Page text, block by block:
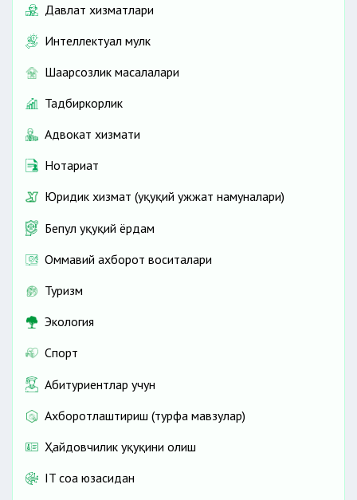
Давлат хизматлари
Интеллектуал мулк
Шаҳарсозлик масалалари
Тадбиркорлик
Адвокат хизмати
Нотариат
Юридик хизмат (ҳуқуқий ҳужжат намуналари)
Бепул ҳуқуқий ёрдам
Оммавий ахборот воситалари
Туризм
Экология
Спорт
Абитуриентлар учун
Ахборотлаштириш (турфа мавзулар)
Ҳайдовчилик ҳуқуқини олиш
IT соҳа юзасидан